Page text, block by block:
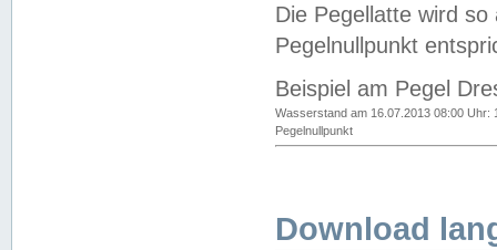
Die Pegellatte wird
Pegelnullpunkt
Beispiel am Pegel
Wasserstand am 16.07.2013 08:00 Uhr:
Pegelnullpunkt
Download